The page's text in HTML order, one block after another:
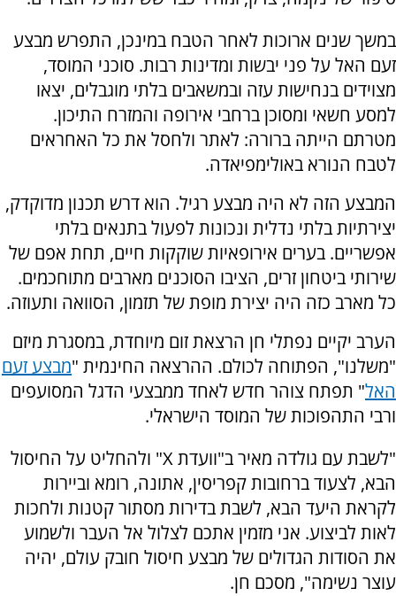
במשך שנים ארוכות לאחר הטבח במינכן, התפרש מבצע
זעם האל על פני יבשות ומדינות רבות. סוכני המוסד,
מצוידים בנחישות עזה ובמשאבים בלתי מוגבלים, יצאו
למסע חשאי ומסוכן ברחבי אירופה והמזרח התיכון.
מטרתם הייתה ברורה: לאתר ולחסל את כל האחראים
לטבח הנורא באולימפיאדה.
המבצע הזה לא היה מבצע רגיל. הוא דרש תכנון מדוקדק,
יצירתיות בלתי נדלית ונכונות לפעול בתנאים בלתי
אפשריים. בערים אירופאיות שוקקות חיים, תחת אפם של
שירותי ביטחון זרים, הציבו הסוכנים מארבים מתוחכמים.
כל מארב כזה היה יצירת מופת של תזמון, הסוואה ותעוזה.
הערב יקיים נפתלי חן הרצאת זום מיוחדת, במסגרת מיזם
"משלנו", הפתוחה לכולם. ההרצאה החינמית "מבצע זעם
האל" תפתח צוהר חדש לאחד ממבצעי הדגל המסועפים
ורבי התהפוכות של המוסד הישראלי.
"לשבת עם גולדה מאיר ב"וועדת X" ולהחליט על החיסול
הבא, לצעוד ברחובות קפריסין, אתונה, רומא וביירות
לקראת היעד הבא, לשבת בדירות מסתור קטנות ולחכות
לאות לביצוע. אני מזמין אתכם לצלול אל העבר ולשמוע
את הסודות הגדולים של מבצע חיסול חובק עולם, יהיה
עוצר נשימה", מסכם חן.